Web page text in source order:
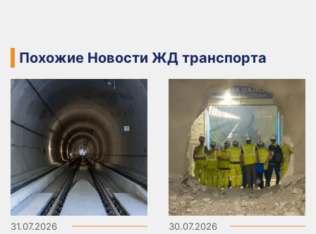
Похожие Новости ЖД транспорта
31.07.2026 30.07.2026